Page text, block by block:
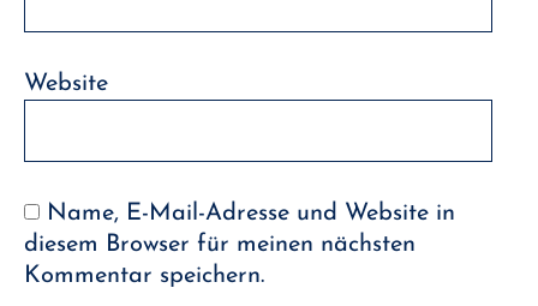
Website
Name, E-Mail-Adresse und Website in
diesem Browser für meinen nächsten
Kommentar speichern.